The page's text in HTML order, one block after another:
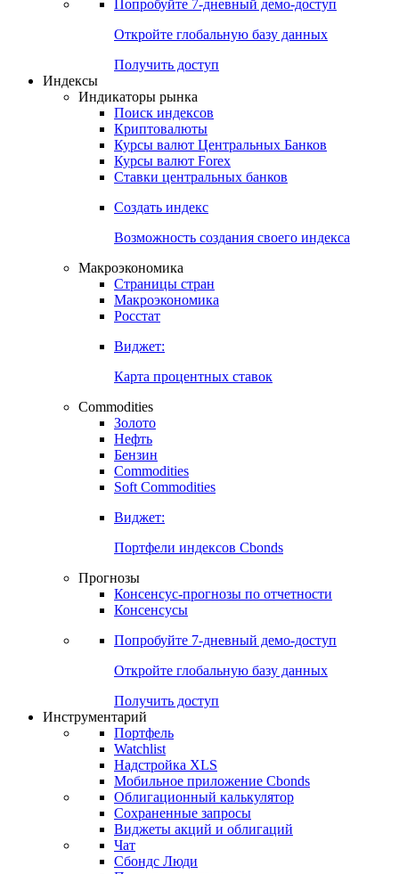
Попробуйте 7-дневный демо-доступ
Откройте глобальную базу данных
Получить доступ
Индексы
Индикаторы рынка
Поиск индексов
Криптовалюты
Курсы валют Центральных Банков
Курсы валют Forex
Ставки центральных банков
Создать индекс
Возможность создания своего индекса
Макроэкономика
Страницы стран
Макроэкономика
Росстат
Виджет:
Карта процентных ставок
Commodities
Золото
Нефть
Бензин
Commodities
Soft Commodities
Виджет:
Портфели индексов Cbonds
Прогнозы
Консенсус-прогнозы по отчетности
Консенсусы
Попробуйте 7-дневный демо-доступ
Откройте глобальную базу данных
Получить доступ
Инструментарий
Портфель
Watchlist
Надстройка XLS
Мобильное приложение Cbonds
Облигационный калькулятор
Сохраненные запросы
Виджеты акций и облигаций
Чат
Сбондс Люди